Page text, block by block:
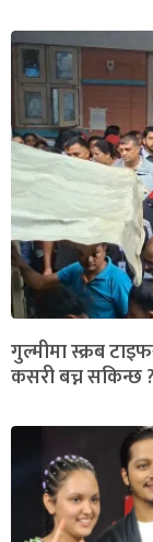
गुल्मीमा स्क्रब
कसरी बच्न सकिन्छ ?